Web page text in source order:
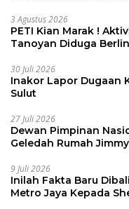
3 Agustus 2026
PETI Kian Marak !
Tanoyan Diduga
30 Juli 2026
Inakor Lapor Dugaan
Sulut
27 Juli 2026
Dewan Pimpinan
Geledah Rumah
9 Juli 2026
Inilah Fakta Baru
Metro Jaya Kepada